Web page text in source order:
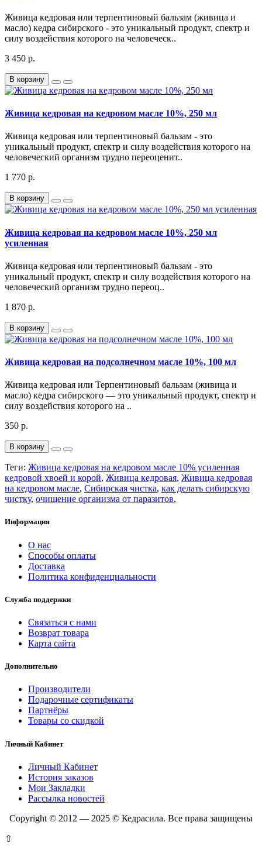
Живица кедровая или терпентиновый бальзам (живица и
масло) кедра сибирского - это уникальный продукт, спектр и
силу воздействия которого на человеческ..
3 450 р.
В корзину
Живица кедровая на кедровом масле 10%, 250 мл
Живица кедровая или терпентиновый бальзам - это
уникальный продукт, спектр и силу воздействия которого на
человеческий организм трудно переоценит..
1 770 р.
В корзину
Живица кедровая на кедровом масле 10%, 250 мл
усиленная
Живица кедровая или терпентиновый бальзам - это
уникальный продукт, спектр и силу воздействия которого на
человеческий организм трудно переоц..
1 870 р.
В корзину
Живица кедровая на подсолнечном масле 10%, 100 мл
Живица кедровая или Терпентиновый бальзам (живица и
масло) кедра сибирского — это уникальный продукт, спектр и
силу воздействия которого на ..
350 р.
В корзину
Теги: Живица кедровая на кедровом масле 10% усиленная
кедровой хвоей и корой, Живица кедровая, Живица кедровая
на кедровом масле, Сибирская чистка, как делать сибирскую
чистку, очищение организма от паразитов,
Информация
О нас
Способы оплаты
Доставка
Политика конфиденциальности
Служба поддержки
Связаться с нами
Возврат товара
Карта сайта
Дополнительно
Производители
Подарочные сертификаты
Партнёры
Товары со скидкой
Личный Кабинет
Личный Кабинет
История заказов
Мои Закладки
Рассылка новостей
Copyright © 2012 — 2025 © Кедрасила. Все права защищены
⇧